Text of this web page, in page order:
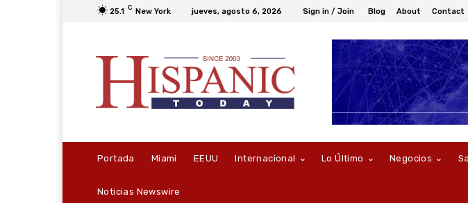
25.1 C New York jueves, agosto 6, 2026 Sign in / Join Blog About Contact
Portada Miami EEUU Internacional Lo Último Negocios
Noticias Newswire